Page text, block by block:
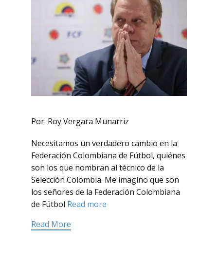
Por: Roy Vergara Munarriz
Necesitamos un verdadero cambio en la
Federación Colombiana de Fútbol, quiénes
son los que nombran al técnico de la
Selección Colombia. Me imagino que son
los señores de la Federación Colombiana
de Fútbol Read more
Read More